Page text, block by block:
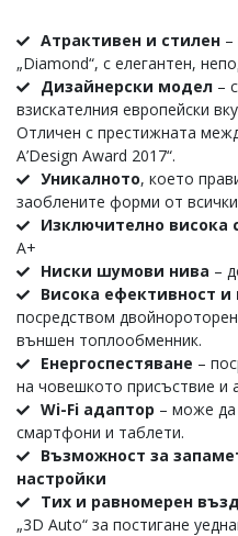
Атрактивен и стилен –
„Diamond“, с елегантен,
Дизайнерски модел –
взискателния европейски
Отличен с престижната
A’Design Award 2017“.
Уникалното, което
заоблените форми от
Изключително висока
А+
Ниски шумови нива –
Висока ефективност
посредством
външен топлообменник.
Енергоспестяване –
на човешкото присъствие и
Wi-Fi адаптор – може
смартфони и таблети.
Възможност за
настройки
Тих и равномерен
„3D Auto“ за постигане